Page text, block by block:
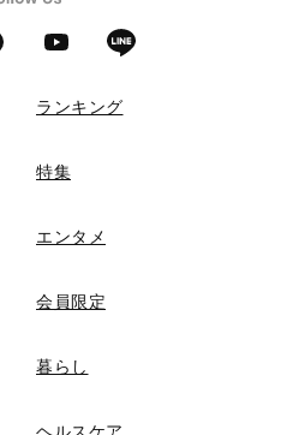
ランキング
特集
エンタメ
会員限定
暮らし
ヘルスケア